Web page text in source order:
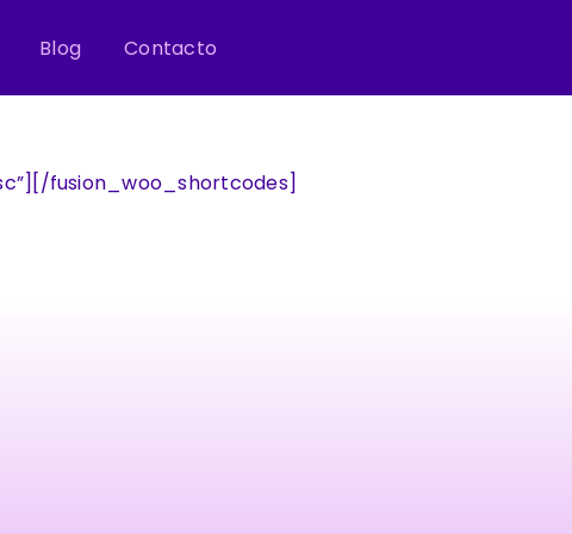
Blog Contacto
fusion_woo_shortcodes]